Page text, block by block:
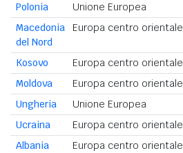
Polonia Unione Europea
Macedonia
del Nord
Europa centro orientale
Kosovo Europa centro orientale
Moldova
Europa centro orientale
Ungheria
Unione Europea
Ucraina
Europa centro orientale
Albania
Europa centro orientale